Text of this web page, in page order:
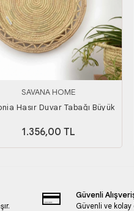
SAVANA HOME
Hasır Duvar Tabağı Büyük
1.356,00 TL
Güvenli
Güvenli ve